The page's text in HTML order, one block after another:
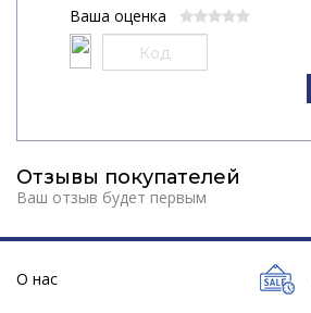
Ваша оценка
Отзывы покупателей
Ваш отзыв будет первым
О нас